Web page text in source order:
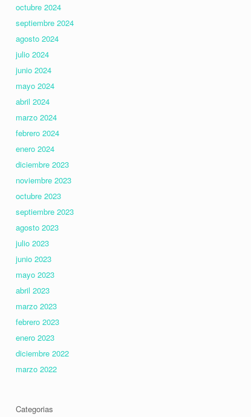
octubre 2024
septiembre 2024
agosto 2024
julio 2024
junio 2024
mayo 2024
abril 2024
marzo 2024
febrero 2024
enero 2024
diciembre 2023
noviembre 2023
octubre 2023
septiembre 2023
agosto 2023
julio 2023
junio 2023
mayo 2023
abril 2023
marzo 2023
febrero 2023
enero 2023
diciembre 2022
marzo 2022
Categorias